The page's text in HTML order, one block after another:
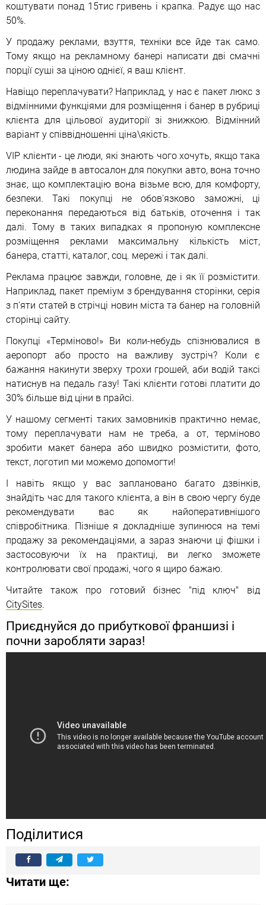
коштувати понад 15тис гривень і крапка. Радує що нас
50%.
У продажу реклами, взуття, техніки все йде так само.
Тому якщо на рекламному банері написати дві смачні
порції суші за ціною однієї, я ваш клієнт.
Навіщо переплачувати? Наприклад, у нас є пакет люкс з
відмінними функціями для розміщення і банер в рубриці
клієнта для цільової аудиторії зі знижкою. Відмінний
варіант у співвідношенні ціна\якість.
VIP клієнти - це люди, які знають чого хочуть, якщо така
людина зайде в автосалон для покупки авто, вона точно
знає, що комплектацію вона візьме всю, для комфорту,
безпеки. Такі покупці не обов'язково заможні, ці
переконання передаються від батьків, оточення і так
далі. Тому в таких випадках я пропоную комплексне
розміщення реклами максимальну кількість міст,
банера, статті, каталог, соц. мережі і так далі.
Реклама працює завжди, головне, де і як її розмістити.
Наприклад, пакет преміум з брендування сторінки, серія
з п'яти статей в стрічці новин міста та банер на головній
сторінці сайту.
Покупці «Терміново!» Ви коли-небудь спізнювалися в
аеропорт або просто на важливу зустріч? Коли є
бажання накинути зверху трохи грошей, аби водій таксі
натиснув на педаль газу! Такі клієнти готові платити до
30% більше від ціни в прайсі.
У нашому сегменті таких замовників практично немає,
тому переплачувати нам не треба, а от, терміново
зробити макет банера або швидко розмістити, фото,
текст, логотип ми можемо допомогти!
І навіть якщо у вас заплановано багато дзвінків,
знайдіть час для такого клієнта, а він в свою чергу буде
рекомендувати вас як найоперативнішого
співробітника. Пізніше я докладніше зупинюся на темі
продажу за рекомендаціями, а зараз знаючи ці фішки і
застосовуючи їх на практиці, ви легко зможете
контролювати свої продажі, чого я щиро бажаю.
Читайте також про готовий бізнес "під ключ" від
CitySites.
Приєднуйся до прибуткової франшизі і
почни заробляти зараз!
Поділитися
Читати ще: